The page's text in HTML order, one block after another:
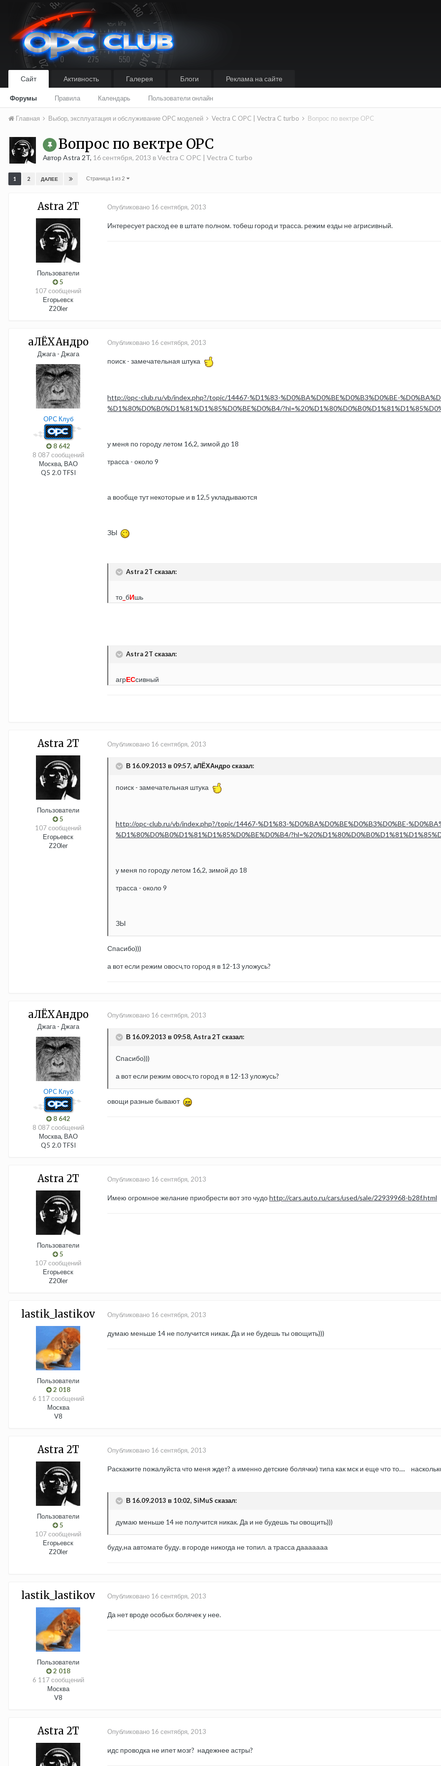
Сайт
Форумы Правила Календарь Пользователи онлайн
Активность Галерея Блоги Реклама на сайте
Главная Выбор, эксплуатация и обслуживание OPC моделей Vectra C OPC | Vectra C turbo Вопрос по вектре OPC
Вопрос по вектре OPC
Автор Astra 2T, 16 сентября, 2013 вVectra C OPC | Vectra C turbo
1 2 ДАЛЕЕ Страница 1 из 2
Astra 2T
Пользователи
5
107 сообщений
Егорьевск
Z20ler
Опубликовано 16 сентября, 2013
Интересует расход ее в штате полном. тобеш город и трасса. режим езды не агрисивный.
aЛЁХАндро
Джага - Джага
OPC Клуб
8 642
8 087 сообщений
Москва, ВАО
Q5 2.0 TFSI
Опубликовано 16 сентября, 2013
поиск - замечательная штука
http://opc-club.ru/vb/index.php?/topic/14467-%D1%83-%D0%BA%D0%BE%D0%B3%D0%BE-
%D1%80%D0%B0%D1%81%D1%85%D0%BE%D0%B4/
у меня по городу летом 16,2, зимой до 18
трасса - около 9
а вообще тут некоторые и в 12,5 укладываются
ЗЫ
Astra 2T сказал:
то бИшь
Astra 2T сказал:
агрЕСсивный
Astra 2T
Пользователи
5
107 сообщений
Егорьевск
Z20ler
Опубликовано 16 сентября, 2013
В 16.09.2013 в 09:57, аЛЁХАндро сказал:
поиск - замечательная штука
http://opc-club.ru/vb/index.php?/topic/14467-%D1%83-%D0%BA%D0%BE%D0%B3%D0%BE-
%D1%80%D0%B0%D1%81%D1%85%D0%BE%D0%B4/
у меня по городу летом 16,2, зимой до 18
трасса - около 9
ЗЫ
Спасибо)))
а вот если режим овосч,то город я в 12-13 уложусь?
aЛЁХАндро
Джага - Джага
OPC Клуб
8 642
8 087 сообщений
Москва, ВАО
Q5 2.0 TFSI
Опубликовано 16 сентября, 2013
В 16.09.2013 в 09:58, Astra 2T сказал:
Спасибо)))
а вот если режим овосч,то город я в 12-13 уложусь?
овощи разные бывают
Astra 2T
Пользователи
5
107 сообщений
Егорьевск
Z20ler
Опубликовано 16 сентября, 2013
Имею огромное желание приобрести вот это чудоhttp://cars.auto.ru/cars/used/sale/22939968-b28f.html
lastik_lastikov
Пользователи
2 018
6 117 сообщений
Москва
V8
Опубликовано 16 сентября, 2013
думаю меньше 14 не получится никак. Да и не будешь ты овощить)))
Astra 2T
Пользователи
5
107 сообщений
Егорьевск
Z20ler
Опубликовано 16 сентября, 2013
Раскажите пожалуйста что меня ждет? а именно детские болячки) типа как мск и еще что то....
В 16.09.2013 в 10:02, SiMuS сказал:
думаю меньше 14 не получится никак. Да и не будешь ты овощить)))
буду,на автомате буду. в городе никогда не топил. а трасса дааааааа
lastik_lastikov
Пользователи
2 018
6 117 сообщений
Москва
V8
Опубликовано 16 сентября, 2013
Да нет вроде особых болячек у нее.
Astra 2T Опубликовано 16 сентября, 2013
идс проводка не ипет мозг? надежнее астры?